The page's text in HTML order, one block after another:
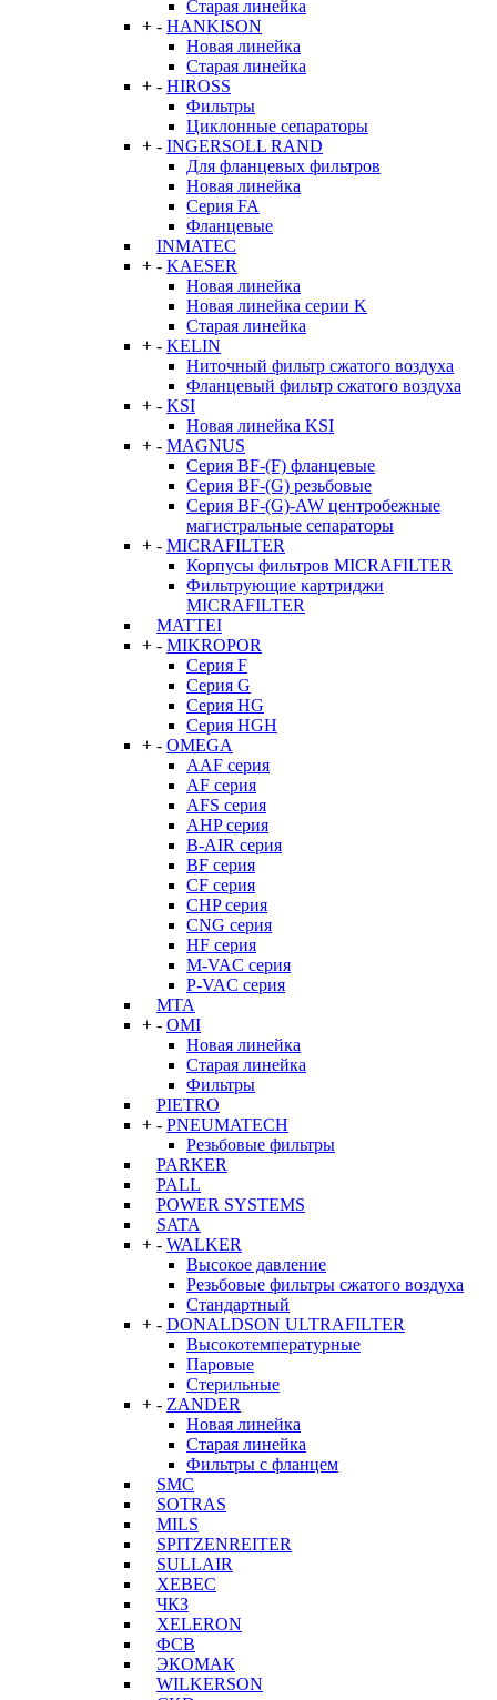
Старая линейка
+ - HANKISON
Новая линейка
Старая линейка
+ - HIROSS
Фильтры
Циклонные сепараторы
+ - INGERSOLL RAND
Для фланцевых фильтров
Новая линейка
Серия FA
Фланцевые
INMATEC
+ - KAESER
Новая линейка
Новая линейка серии K
Старая линейка
+ - KELIN
Ниточный фильтр сжатого воздуха
Фланцевый фильтр сжатого воздуха
+ - KSI
Новая линейка KSI
+ - MAGNUS
Серия BF-(F) фланцевые
Серия BF-(G) резьбовые
Серия BF-(G)-AW центробежные
магистральные сепараторы
+ - MICRAFILTER
Корпусы фильтров MICRAFILTER
Фильтрующие картриджи
MICRAFILTER
MATTEI
+ - MIKROPOR
Серия F
Серия G
Серия HG
Серия HGH
+ - OMEGA
AAF серия
AF серия
AFS серия
AHP серия
B-AIR серия
BF серия
CF серия
CHP серия
CNG серия
HF серия
M-VAC серия
P-VAC серия
MTA
+ - OMI
Новая линейка
Старая линейка
Фильтры
PIETRO
+ - PNEUMATECH
Резьбовые фильтры
PARKER
PALL
POWER SYSTEMS
SATA
+ - WALKER
Высокое давление
Резьбовые фильтры сжатого воздуха
Стандартный
+ - DONALDSON ULTRAFILTER
Высокотемпературные
Паровые
Стерильные
+ - ZANDER
Новая линейка
Старая линейка
Фильтры с фланцем
SMC
SOTRAS
MILS
SPITZENREITER
SULLAIR
XEBEC
ЧКЗ
XELERON
ФСВ
ЭКОМАК
WILKERSON